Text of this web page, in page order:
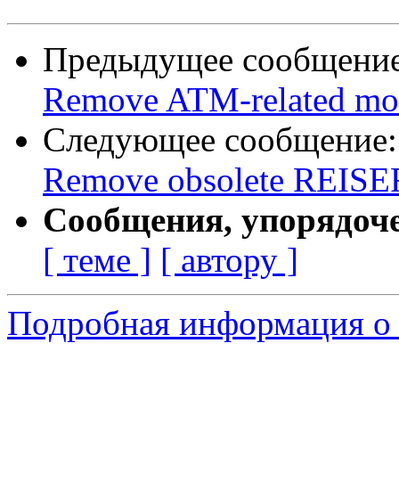
Предыдущее
Remove ATM-related
Следующее
Remove obsolete
Сообщения,
[ теме ] [ автору ]
Подробная информация о